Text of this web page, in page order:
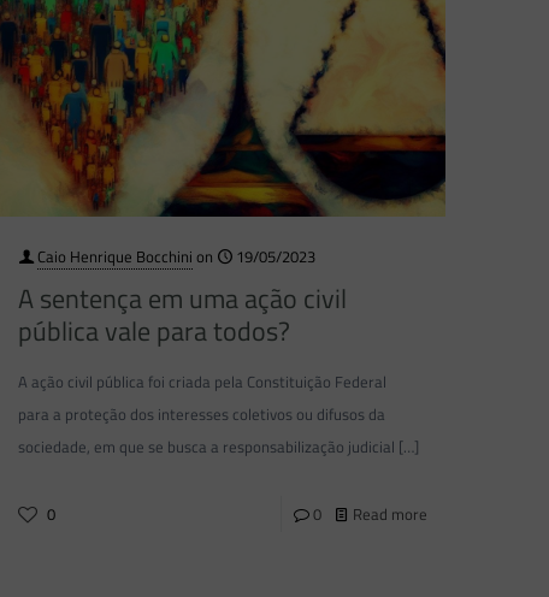
Caio Henrique Bocchini on 19/05/2023
A sentença em uma ação civil
pública vale para todos?
A ação civil pública foi criada pela Constituição Federal
para a proteção dos interesses coletivos ou difusos da
sociedade, em que se busca a responsabilização judicial […]
0 0 Read more